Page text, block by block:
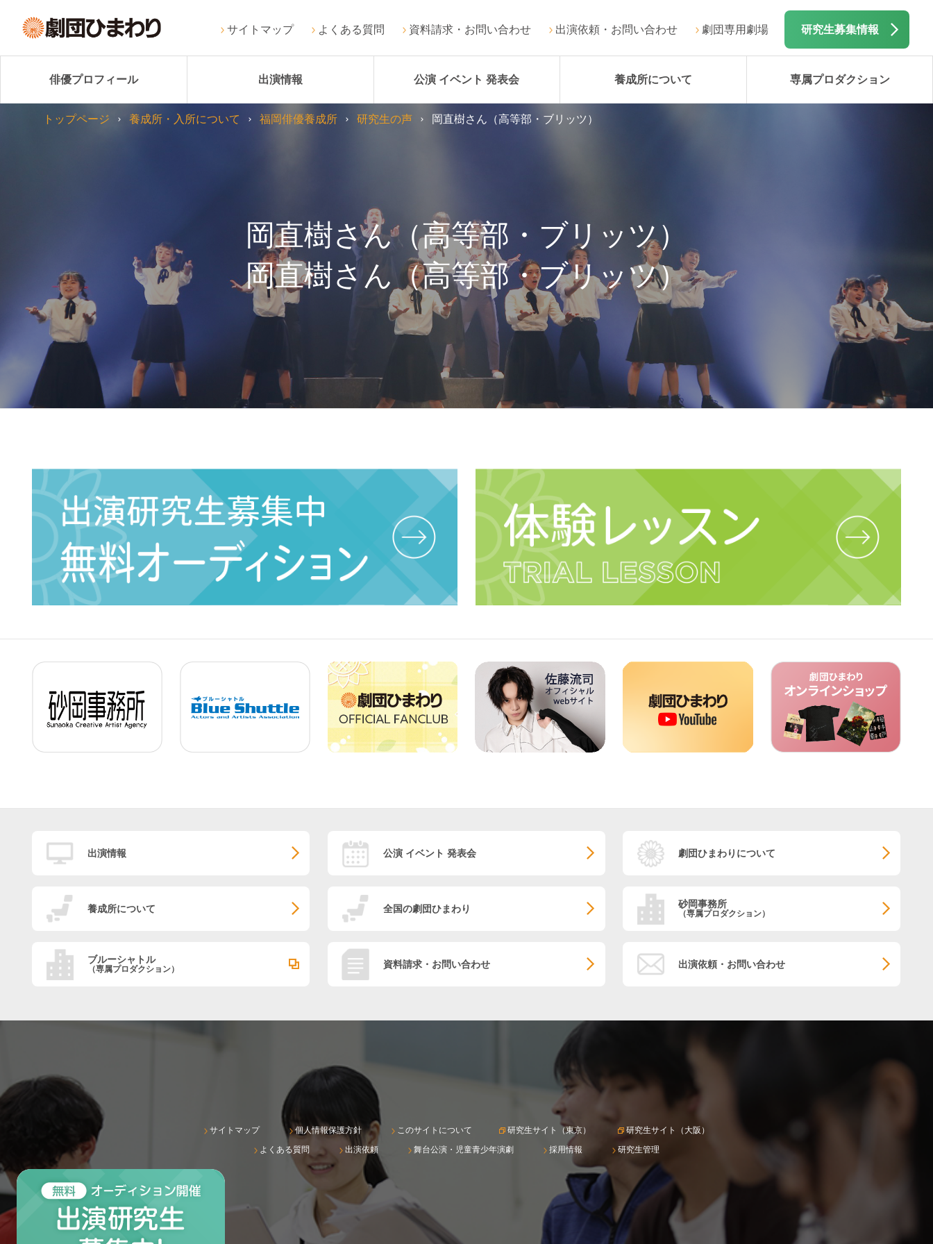
サイトマップ よくある質問 資料請求・お問い合わせ 出演依頼・お問い合わせ 劇団専用劇場 研究生募集情報
俳優プロフィール 出演情報 公演 イベント 発表会 養成所について 専属プロダクション
岡直樹さん（高等部・ブリッツ）
岡直樹さん（高等部・ブリッツ）
トップページ 養成所・入所について 福岡俳優養成所 研究生の声 岡直樹さん（高等部・ブリッツ）
出演情報 公演 イベント 発表会 劇団ひまわりについて
養成所について 全国の劇団ひまわり 砂岡事務所
（専属プロダクション）
ブルーシャトル
（専属プロダクション） 資料請求・お問い合わせ 出演依頼・お問い合わせ
サイトマップ 個人情報保護方針 このサイトについて 研究生サイト（東京）
研究生サイト（大阪）
よくある質問
出演依頼 舞台公演・児童青少年演劇 採用情報 研究生管理